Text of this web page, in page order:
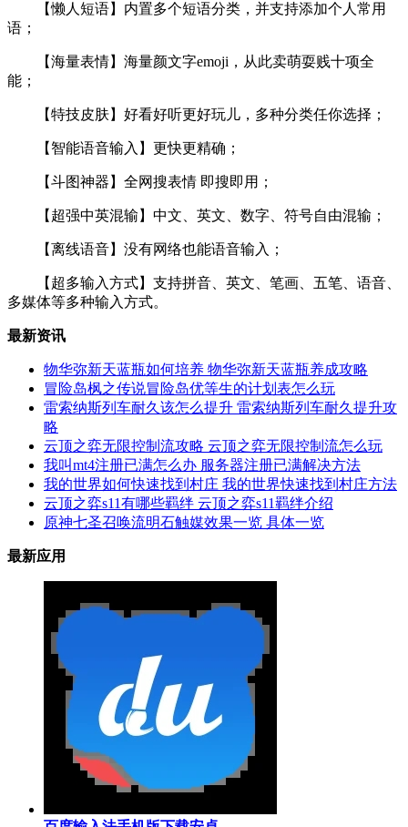
【懒人短语】内置多个短语分类，并支持添加个人常用
语；
【海量表情】海量颜文字emoji，从此卖萌耍贱十项全
能；
【特技皮肤】好看好听更好玩儿，多种分类任你选择；
【智能语音输入】更快更精确；
【斗图神器】全网搜表情 即搜即用；
【超强中英混输】中文、英文、数字、符号自由混输；
【离线语音】没有网络也能语音输入；
【超多输入方式】支持拼音、英文、笔画、五笔、语音、
多媒体等多种输入方式。
最新资讯
物华弥新天蓝瓶如何培养 物华弥新天蓝瓶养成攻略
冒险岛枫之传说冒险岛优等生的计划表怎么玩
雷索纳斯列车耐久该怎么提升 雷索纳斯列车耐久提升攻
略
云顶之弈无限控制流攻略 云顶之弈无限控制流怎么玩
我叫mt4注册已满怎么办 服务器注册已满解决方法
我的世界如何快速找到村庄 我的世界快速找到村庄方法
云顶之弈s11有哪些羁绊 云顶之弈s11羁绊介绍
原神七圣召唤流明石触媒效果一览 具体一览
最新应用